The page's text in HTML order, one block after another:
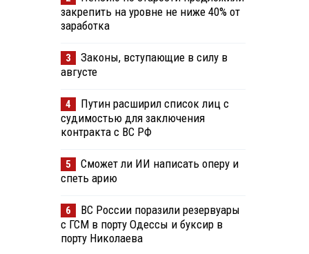
закрепить на уровне не ниже 40% от
заработка
3
Законы, вступающие в силу в
августе
4
Путин расширил список лиц с
судимостью для заключения
контракта с ВС РФ
5
Сможет ли ИИ написать оперу и
спеть арию
6
ВС России поразили резервуары
с ГСМ в порту Одессы и буксир в
порту Николаева